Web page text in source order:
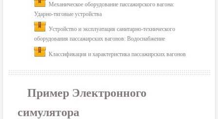
Механическое оборудование пассажирского вагона:
Ударно-тяговые устройства
Устройство и эксплуатация санитарно-технического
оборудования пассажирских вагонов: Водоснабжение
Классификация и характеристика пассажирских вагонов
Пример Электронного
симулятора